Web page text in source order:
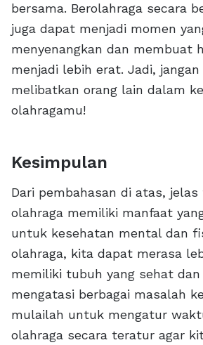
bersama. Berolahraga secara
juga dapat menjadi momen
menyenangkan dan membuat
menjadi lebih erat. Jadi,
melibatkan orang lain dalam
olahragamu!
Kesimpulan
Dari pembahasan di atas,
olahraga memiliki manfaat
untuk kesehatan mental dan
olahraga, kita dapat merasa
memiliki tubuh yang sehat
mengatasi berbagai masalah
mulailah untuk mengatur
olahraga secara teratur agar